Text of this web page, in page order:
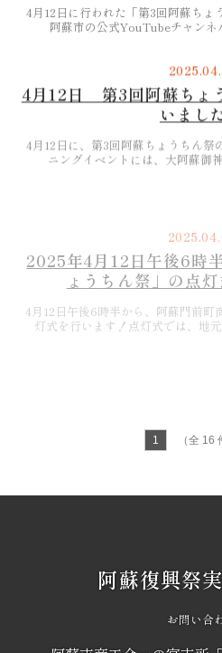
4月12日に行われた「第3回阿蘇ちょ
阿蘇市の公式YouTubeチャンネ
4月12日 第3回阿蘇ちょ
いまし
ニングイベントには、大阿蘇御
2025年4月12日午後6時
ょうちん祭」の点
4月12日午後6時半から、阿蘇門前町
灯式を行います！点灯式では、地
ちん祭を開催
2024年4月12日から20日まで第3回
1 （全 16
阿蘇復興祭
お問い合